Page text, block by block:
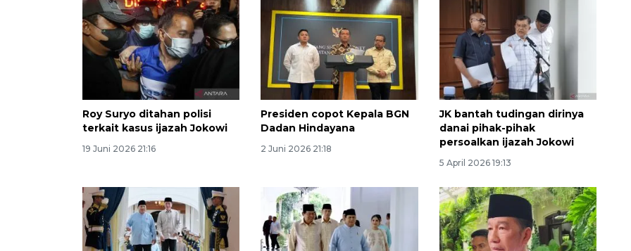
Roy Suryo ditahan polisi
terkait kasus ijazah Jokowi
19 Juni 2026 21:16
Presiden copot Kepala BGN
Dadan Hindayana
2 Juni 2026 21:18
JK bantah tudingan dirinya
danai pihak-pihak
persoalkan ijazah Jokowi
5 April 2026 19:13
Memberantas kejahatan
jalanan Jakarta